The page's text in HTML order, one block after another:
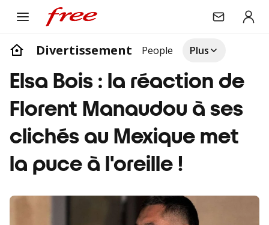
Divertissement People Plus
Elsa Bois : la réaction de
Florent Manaudou à ses
clichés au Mexique met
la puce à l'oreille !